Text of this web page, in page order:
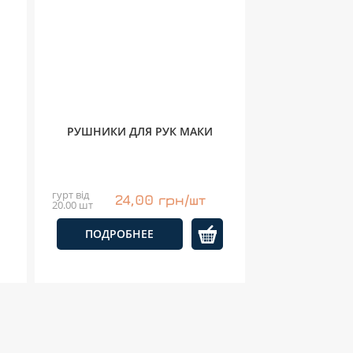
РУШНИКИ ДЛЯ РУК МАКИ
гурт від
20.00 шт 24,00 грн/шт
ПОДРОБНЕЕ